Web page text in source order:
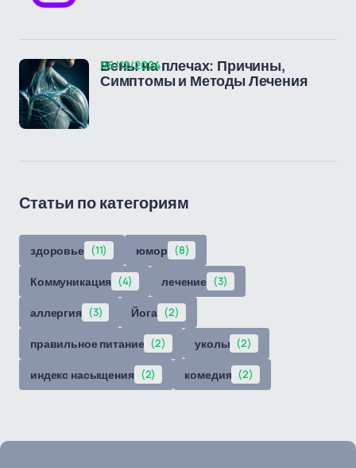
Вены на плечах: Причины,
Симптомы и Методы Лечения
06/12/2024
Статьи по категориям
здоровье (11) юмор (8)
Коммуникация (4) лечение (3)
аллергия (3) Йога (2)
правильное питание (2) уколы (2)
индекс насыщения (2) комедия (2)